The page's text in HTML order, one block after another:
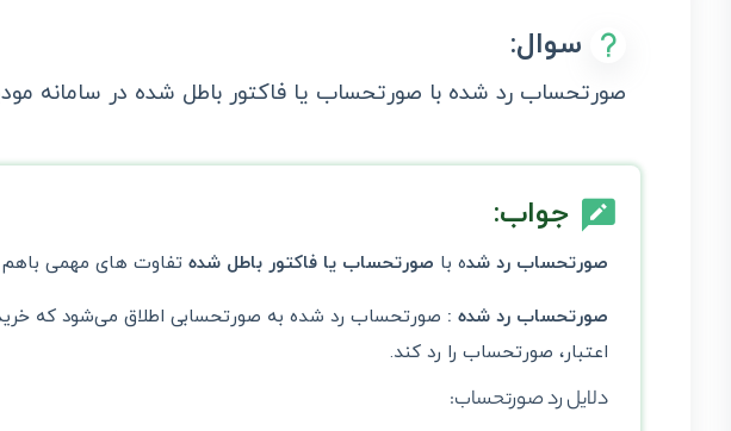
سوال:
صورتحساب رد شده با صورتحساب یا فاکتور باطل شده در سامانه
جواب:
صورتحساب رد شده با صورتحساب یا فاکتور باطل شدهتفاوت های مهمی باهم
صورتحساب رد شده : صورتحساب رد شده به صورتحسابی اطلاق می‌شود که
اعتبار، صورتحساب را رد کند.
دلایل رد صورتحساب: